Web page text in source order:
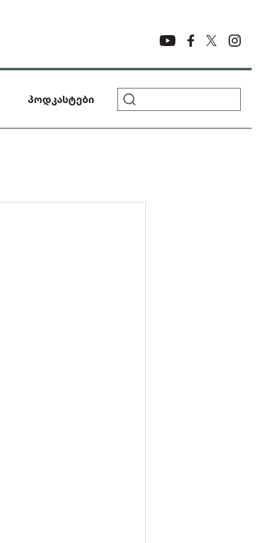
პოდკასტები